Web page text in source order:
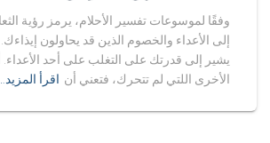
وفقًا لموسوعات تفسير الأحلام، يرمز رؤية
إلى الأعداء والخصوم الذين قد يحاولون إيذاءك.
يشير إلى قدرتك على التغلب على أحد الأعداء.
الأخرى اللتي لم تتحرك، فتعني أن اقرأ المزيد…